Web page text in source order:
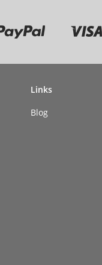
Links
Blog